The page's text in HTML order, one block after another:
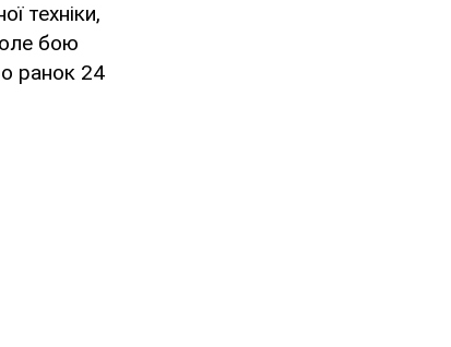
техніки,
бою
ранок 24